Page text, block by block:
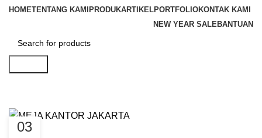
HOMETENTANG KAMIPRODUKARTIKELPORTFOLIOKONTAK KAMI
NEW YEAR SALEBANTUAN
03
CUSTOM MEJA KANTOR